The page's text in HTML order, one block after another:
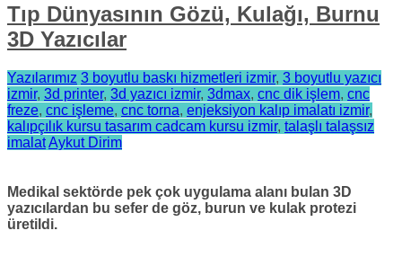
Tıp Dünyasının Gözü, Kulağı, Burnu
3D Yazıcılar
Yazılarımız 3 boyutlu baskı hizmetleri izmir, 3 boyutlu yazıcı
izmir, 3d printer, 3d yazıcı izmir, 3dmax, cnc dik işlem, cnc
freze, cnc işleme, cnc torna, enjeksiyon kalıp imalatı izmir,
kalıpçılık kursu tasarım cadcam kursu izmir, talaşlı talaşsız
imalatAykut Dirim
Medikal sektörde pek çok uygulama alanı bulan 3D
yazıcılardan bu sefer de göz, burun ve kulak protezi
üretildi.